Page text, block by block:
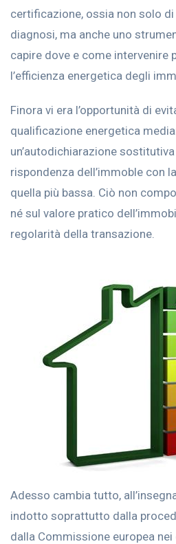
certificazione, ossia non solo
diagnosi, ma anche uno
capire dove e come intervenire
l’efficienza energetica degli
Finora vi era l’opportunità di
qualificazione energetica
un’autodichiarazione
rispondenza dell’immoble con
quella più bassa. Ciò non
né sul valore pratico
regolarità della transazione.
Adesso cambia tutto,
indotto soprattutto dalla
dalla Commissione europea